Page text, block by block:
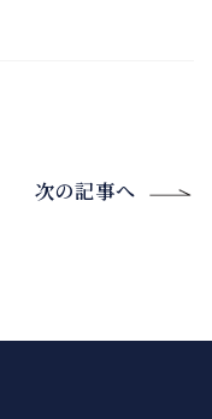
次の記事へ